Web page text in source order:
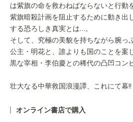
は紫旗の命を救わねばならないと行動
紫旗暗殺計画を阻止するために動き出
する恐ろしき真実とは…。
そして、究極の美貌を持ちながら腕っ
公主・明花と、誰よりも国のことを案
黒な宰相・李伯慶との稀代の凸凹コン
壮大なる中華救国浪漫譚、これにて幕!!
オンライン書店で購入